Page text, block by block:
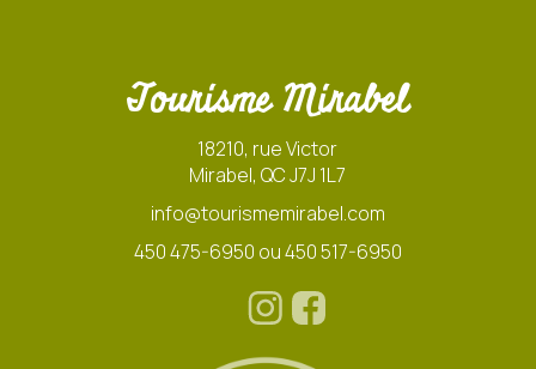
Tourisme Mirabel
18210, rue Victor
Mirabel, QC J7J 1L7
info@tourismemirabel.com
450 475-6950 ou 450 517-6950